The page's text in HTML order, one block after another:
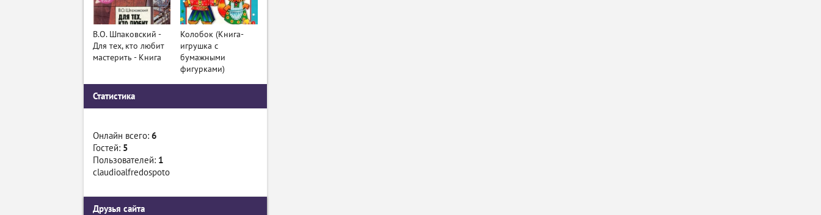
В.О. Шпаковский -
Для тех, кто любит
мастерить - Книга
Колобок (Книга-
игрушка с
бумажными
фигурками)
Статистика
Онлайн всего: 6
Гостей: 5
Пользователей: 1
claudioalfredospoto
Друзья сайта